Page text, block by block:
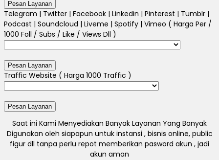
Telegram | Twitter | Facebook | Linkedin | Pinterest | Tumblr |
Podcast | Soundcloud | Liveme | Spotify | Vimeo ( Harga Per /
1000 Foll / Subs / Like / Views Dll )
Traffic Website ( Harga 1000 Traffic )
Saat ini Kami Menyediakan Banyak Layanan Yang Banyak
Digunakan oleh siapapun untuk instansi , bisnis online, public
figur dll tanpa perlu repot memberikan pasword akun , jadi
akun aman